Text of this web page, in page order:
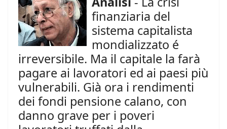
finanziaria del
sistema capitalista
mondializzato é
irreversibile. Ma il capitale la farà
pagare ai lavoratori ed ai paesi più
vulnerabili. Già ora i rendimenti
dei fondi pensione calano, con
danno grave per i poveri